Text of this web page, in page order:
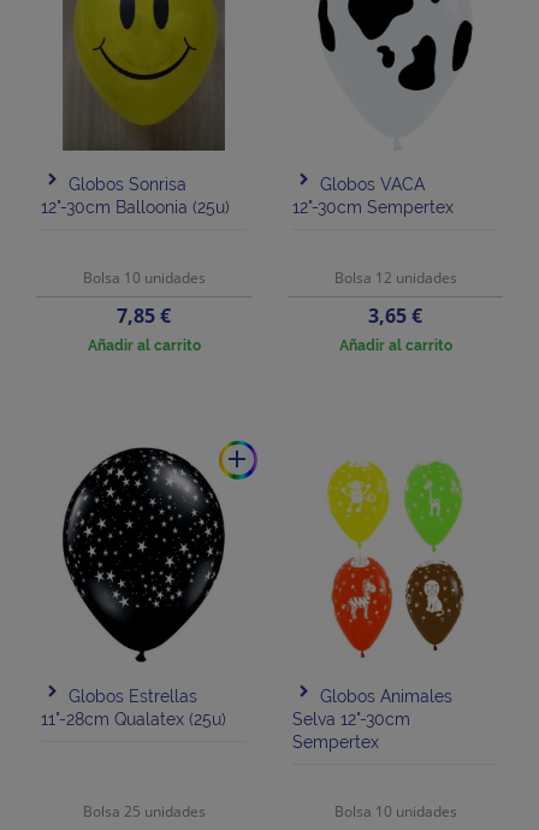
Globos Sonrisa
12"-30cm Balloonia (25u)
Bolsa 10 unidades
Precio
7,85 €
Añadir al carrito
Globos VACA
12"-30cm Sempertex
Bolsa 12 unidades
Precio
3,65 €
Añadir al carrito
add
Globos Estrellas
11"-28cm Qualatex (25u)
Bolsa 25 unidades
Globos Animales
Selva 12"-30cm
Sempertex
Bolsa 10 unidades